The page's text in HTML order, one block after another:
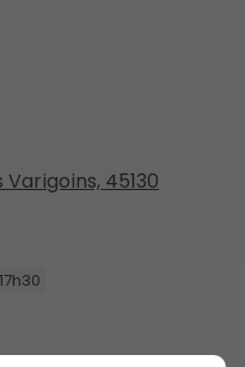
Varigoins, 45130